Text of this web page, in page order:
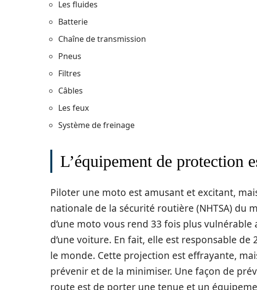
Les fluides
Batterie
Chaîne de transmission
Pneus
Filtres
Câbles
Les feux
Système de freinage
L’équipement de protection
Piloter une moto est amusant et excitant,
nationale de la sécurité routière (NHTSA) du
d’une moto vous rend 33 fois plus
d’une voiture. En fait, elle est responsable de
le monde. Cette projection est effrayante,
prévenir et de la minimiser. Une façon de
route est de porter une tenue et un